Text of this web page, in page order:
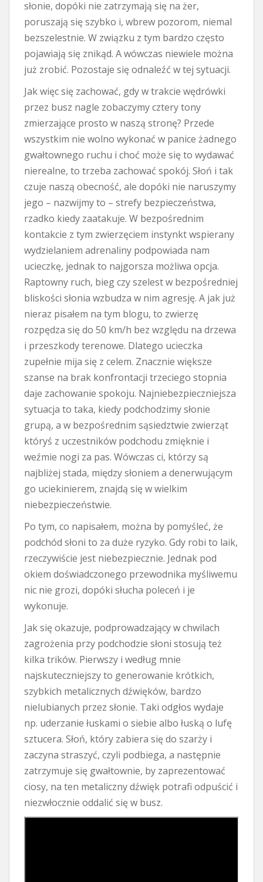
słonie, dopóki nie zatrzymają się na żer,
poruszają się szybko i, wbrew pozorom, niemal
bezszelestnie. W związku z tym bardzo często
pojawiają się znikąd. A wówczas niewiele można
już zrobić. Pozostaje się odnaleźć w tej sytuacji.
Jak więc się zachować, gdy w trakcie wędrówki
przez busz nagle zobaczymy cztery tony
zmierzające prosto w naszą stronę? Przede
wszystkim nie wolno wykonać w panice żadnego
gwałtownego ruchu i choć może się to wydawać
nierealne, to trzeba zachować spokój. Słoń i tak
czuje naszą obecność, ale dopóki nie naruszymy
jego – nazwijmy to – strefy bezpieczeństwa,
rzadko kiedy zaatakuje. W bezpośrednim
kontakcie z tym zwierzęciem instynkt wspierany
wydzielaniem adrenaliny podpowiada nam
ucieczkę, jednak to najgorsza możliwa opcja.
Raptowny ruch, bieg czy szelest w bezpośredniej
bliskości słonia wzbudza w nim agresję. A jak już
nieraz pisałem na tym blogu, to zwierzę
rozpędza się do 50 km/h bez względu na drzewa
i przeszkody terenowe. Dlatego ucieczka
zupełnie mija się z celem. Znacznie większe
szanse na brak konfrontacji trzeciego stopnia
daje zachowanie spokoju. Najniebezpieczniejsza
sytuacja to taka, kiedy podchodzimy słonie
grupą, a w bezpośrednim sąsiedztwie zwierząt
któryś z uczestników podchodu zmięknie i
weźmie nogi za pas. Wówczas ci, którzy są
najbliżej stada, między słoniem a denerwującym
go uciekinierem, znajdą się w wielkim
niebezpieczeństwie.
Po tym, co napisałem, można by pomyśleć, że
podchód słoni to za duże ryzyko. Gdy robi to laik,
rzeczywiście jest niebezpiecznie. Jednak pod
okiem doświadczonego przewodnika myśliwemu
nic nie grozi, dopóki słucha poleceń i je
wykonuje.
Jak się okazuje, podprowadzający w chwilach
zagrożenia przy podchodzie słoni stosują też
kilka trików. Pierwszy i według mnie
najskuteczniejszy to generowanie krótkich,
szybkich metalicznych dźwięków, bardzo
nielubianych przez słonie. Taki odgłos wydaje
np. uderzanie łuskami o siebie albo łuską o lufę
sztucera. Słoń, który zabiera się do szarży i
zaczyna straszyć, czyli podbiega, a następnie
zatrzymuje się gwałtownie, by zaprezentować
ciosy, na ten metaliczny dźwięk potrafi odpuścić i
niezwłocznie oddalić się w busz.